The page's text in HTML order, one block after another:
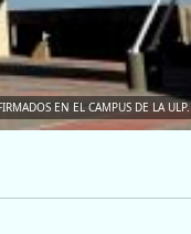
EN EL CAMPUS DE LA ULP.